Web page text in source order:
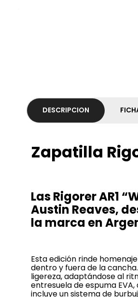
DESCRIPCION
Zapatilla
Las Rigorer AR1
Austin Reaves,
la marca en
Esta edición rinde
dentro y fuera de la
ligereza, adaptándose al
entresuela de espuma
incluye un sistema de